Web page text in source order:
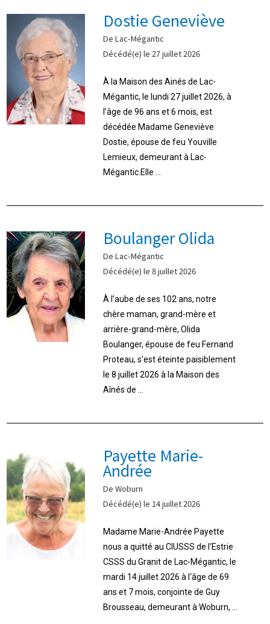
Dostie Geneviève
De Lac-Mégantic
Décédé(e) le 27 juillet 2026
À la Maison des Ainés de Lac-
Mégantic, le lundi 27 juillet 2026, à
l’âge de 96 ans et 6 mois, est
décédée Madame Geneviève
Dostie, épouse de feu Youville
Lemieux, demeurant à Lac-
Mégantic.Elle ...
Boulanger Olida
De Lac-Mégantic
Décédé(e) le 8 juillet 2026
À l’aube de ses 102 ans, notre
chère maman, grand-mère et
arrière-grand-mère, Olida
Boulanger, épouse de feu Fernand
Proteau, s’est éteinte paisiblement
le 8 juillet 2026 à la Maison des
Aînés de ...
Payette Marie-
Andrée
De Woburn
Décédé(e) le 14 juillet 2026
Madame Marie-Andrée Payette
nous a quitté au CIUSSS de l‘Estrie
CSSS du Granit de Lac-Mégantic, le
mardi 14 juillet 2026 à l‘âge de 69
ans et 7 mois, conjointe de Guy
Brousseau, demeurant à Woburn, ...